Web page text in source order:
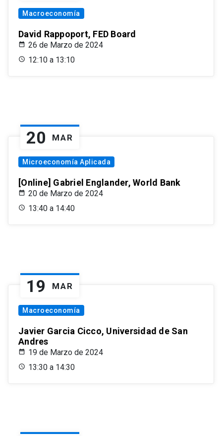
Macroeconomía
David Rappoport, FED Board
26 de Marzo de 2024
12:10 a 13:10
20 MAR
Microeconomía Aplicada
[Online] Gabriel Englander, World Bank
20 de Marzo de 2024
13:40 a 14:40
19 MAR
Macroeconomía
Javier Garcia Cicco, Universidad de San
Andres
19 de Marzo de 2024
13:30 a 14:30